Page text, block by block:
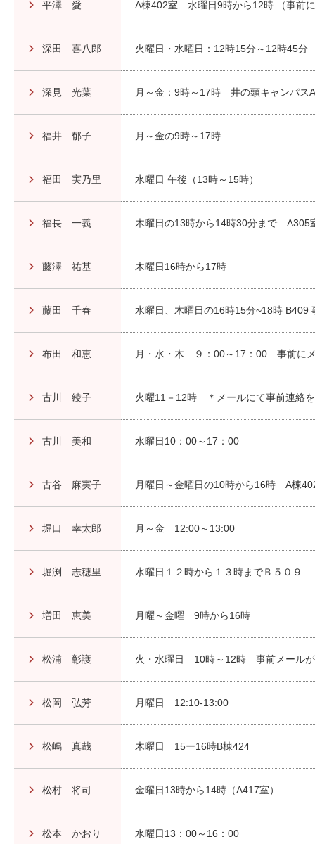
平澤 愛 A棟402室 水曜日9時から12時 （事前
深田 喜八郎 火曜日・水曜日：12時15分～12時45分
深見 光葉 月～金：9時～17時 井の頭キャンパス
福井 郁子 月～金の9時～17時
福田 実乃里 水曜日 午後（13時～15時）
福長 一義 木曜日の13時から14時30分まで A305
藤澤 祐基 木曜日16時から17時
藤田 千春 水曜日、木曜日の16時15分~18時 B409
布田 和恵 月・水・木 ９：00～17：00 事前に
古川 綾子 火曜11－12時 ＊メールにて事前連絡
古川 美和 水曜日10：00～17：00
古谷 麻実子 月曜日～金曜日の10時から16時 A棟
堀口 幸太郎 月～金 12:00～13:00
堀渕 志穂里 水曜日１２時から１３時までＢ５０９
増田 恵美 月曜～金曜 9時から16時
松浦 彰護 火・水曜日 10時～12時 事前メールが
松岡 弘芳 月曜日 12:10-13:00
松嶋 真哉 木曜日 15ー16時B棟424
松村 将司 金曜日13時から14時（A417室）
松本 かおり 水曜日13：00～16：00